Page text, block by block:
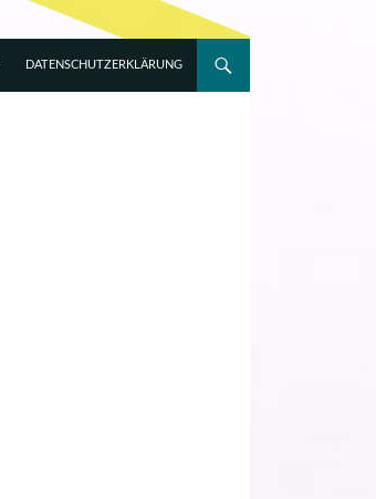
DATENSCHUTZERKLÄRUNG